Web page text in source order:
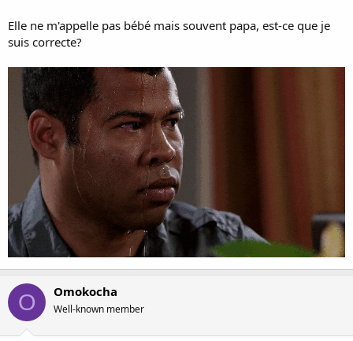
Vous pouvez m'appeler Docteure Mailloux à présent.
Elle ne m'appelle pas bébé mais souvent papa, est-ce que je
suis correcte?
O Omokocha
Well-known member